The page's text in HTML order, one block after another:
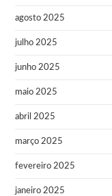
agosto 2025
julho 2025
junho 2025
maio 2025
abril 2025
março 2025
fevereiro 2025
janeiro 2025